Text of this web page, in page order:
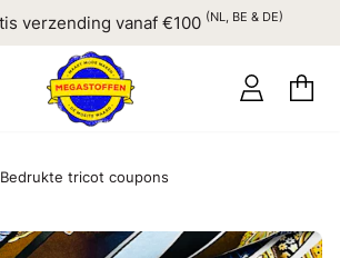
verzending vanaf €100(NL, BE & DE)
Bedrukte tricot coupons